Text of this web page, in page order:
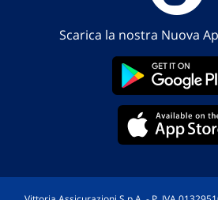
Scarica la nostra Nuova